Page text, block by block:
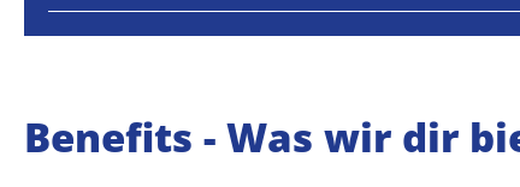
Benefits - Was wir dir